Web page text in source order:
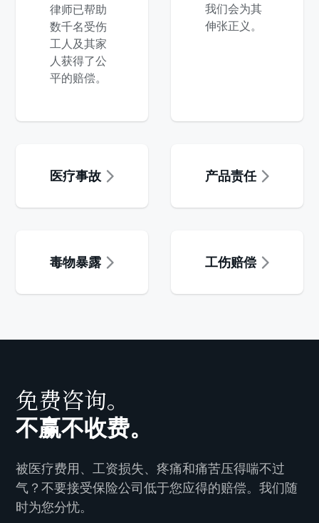
律师已帮助
数千名受伤
工人及其家
人获得了公
平的赔偿。
我们会为其
伸张正义。
医疗事故 产品责任
毒物暴露 工伤赔偿
免费咨询。
不赢不收费。
被医疗费用、工资损失、疼痛和痛苦压得喘不过
气？不要接受保险公司低于您应得的赔偿。我们随
时为您分忧。